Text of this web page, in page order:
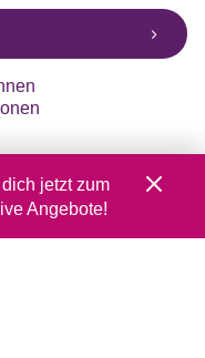
jetzt zum
Angebote!